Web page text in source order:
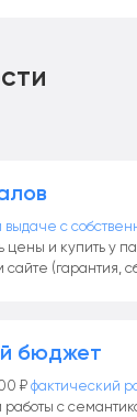
выдаче с
цены и купить у
(гарантия,
бюджет
₽ фактический
работы с